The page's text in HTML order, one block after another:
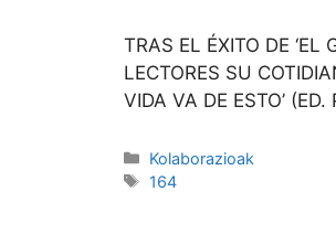
TRAS EL ÉXITO DE
LECTORES SU
VIDA VA DE ESTO’
Kolaborazioak
164